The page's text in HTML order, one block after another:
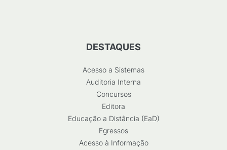
DESTAQUES
Acesso a Sistemas
Auditoria Interna
Concursos
Editora
Educação a Distância (EaD)
Egressos
Acesso à Informação